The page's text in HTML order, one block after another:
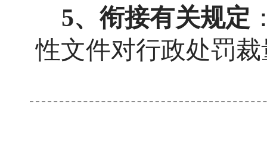
5、衔接有关规定
性文件对行政处罚